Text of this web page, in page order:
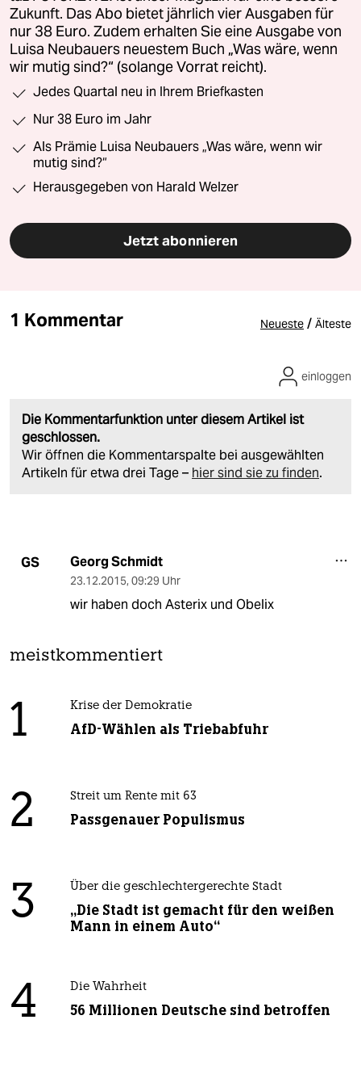
Zukunft. Das Abo bietet jährlich vier Ausgaben für
nur 38 Euro. Zudem erhalten Sie eine Ausgabe von
Luisa Neubauers neuestem Buch „Was wäre, wenn
wir mutig sind?“ (solange Vorrat reicht).
Jedes Quartal neu in Ihrem Briefkasten
Nur 38 Euro im Jahr
Als Prämie Luisa Neubauers „Was wäre, wenn wir
mutig sind?“
Herausgegeben von Harald Welzer
Jetzt abonnieren
1 Kommentar Neueste / Älteste
Die Kommentarfunktion unter diesem Artikel ist
geschlossen.
Wir öffnen die Kommentarspalte bei ausgewählten
Artikeln für etwa drei Tage – hier sind sie zu finden.
einloggen
GS Georg Schmidt
23.12.2015, 09:29 Uhr
wir haben doch Asterix und Obelix
meistkommentiert
1 Krise der Demokratie
AfD-Wählen als Triebabfuhr
2 Streit um Rente mit 63
Passgenauer Populismus
3 Über die geschlechtergerechte Stadt
„Die Stadt ist gemacht für den weißen
Mann in einem Auto“
4 Die Wahrheit
56 Millionen Deutsche sind betroffen